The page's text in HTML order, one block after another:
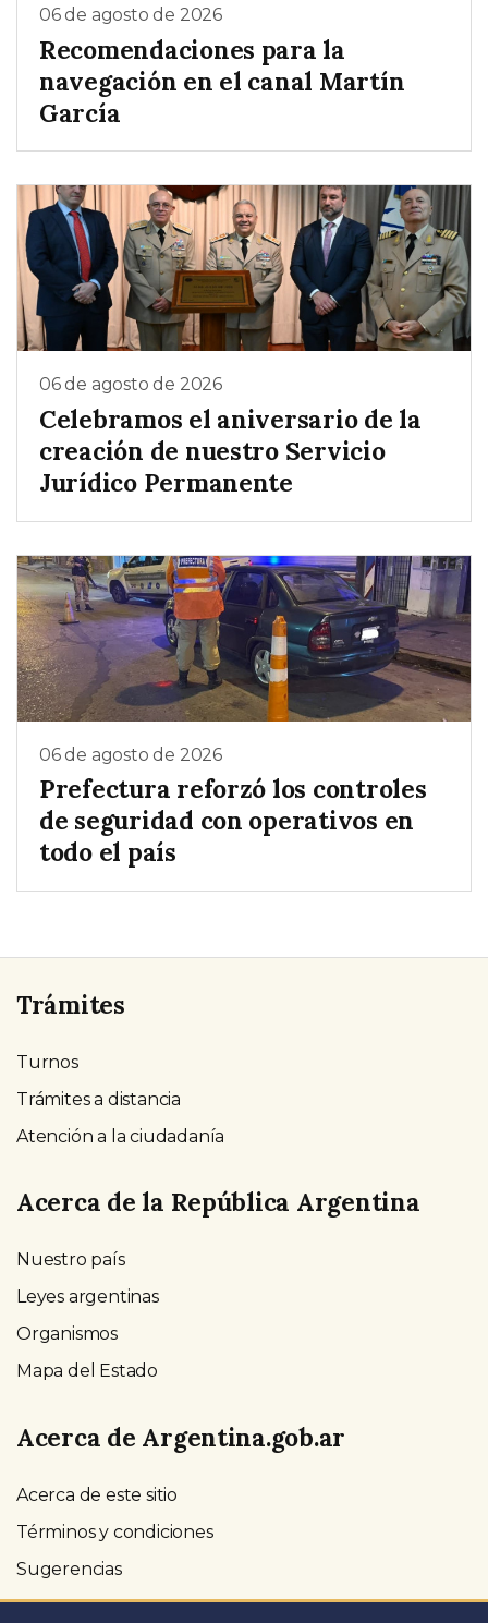
06 de agosto de 2026
Recomendaciones para la
navegación en el canal Martín
García
06 de agosto de 2026
Celebramos el aniversario de la
creación de nuestro Servicio
Jurídico Permanente
06 de agosto de 2026
Prefectura reforzó los controles
de seguridad con operativos en
todo el país
Trámites
Turnos
Trámites a distancia
Atención a la ciudadanía
Acerca de la República Argentina
Nuestro país
Leyes argentinas
Organismos
Mapa del Estado
Acerca de Argentina.gob.ar
Acerca de este sitio
Términos y condiciones
Sugerencias